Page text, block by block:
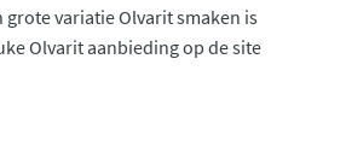
variatie Olvarit smaken is
Olvarit aanbieding op de site